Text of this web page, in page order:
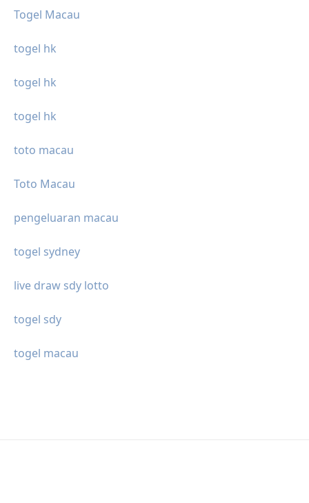
Togel Macau
togel hk
togel hk
togel hk
toto macau
Toto Macau
pengeluaran macau
togel sydney
live draw sdy lotto
togel sdy
togel macau